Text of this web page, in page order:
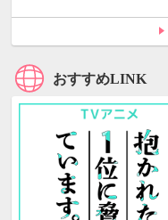
おすすめLINK